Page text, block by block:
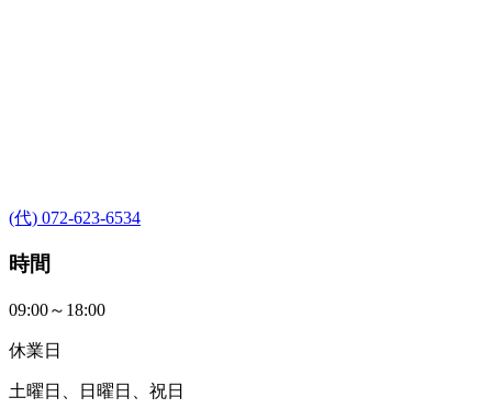
(代) 072-623-6534
時間
09:00～18:00
休業日
土曜日、日曜日、祝日